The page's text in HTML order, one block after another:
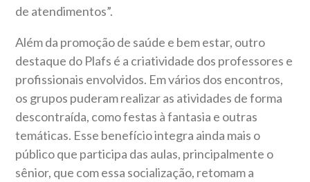
de atendimentos”.
Além da promoção de saúde e bem estar, outro
destaque do Plafs é a criatividade dos professores e
profissionais envolvidos. Em vários dos encontros,
os grupos puderam realizar as atividades de forma
descontraída, como festas à fantasia e outras
temáticas. Esse benefício integra ainda mais o
público que participa das aulas, principalmente o
sênior, que com essa socialização, retomam a